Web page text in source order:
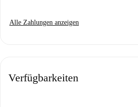
Alle Zahlungen anzeigen
Verfügbarkeiten